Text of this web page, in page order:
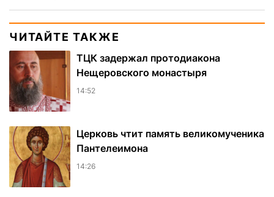
ЧИТАЙТЕ ТАКЖЕ
ТЦК задержал протодиакона
Нещеровского монастыря
14:52
Церковь чтит память великомученика
Пантелеимона
14:26